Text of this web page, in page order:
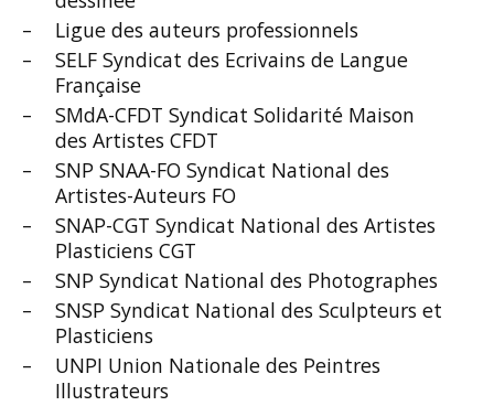
Ligue des auteurs professionnels
SELF Syndicat des Ecrivains de Langue
Française
SMdA-CFDT Syndicat Solidarité Maison
des Artistes CFDT
SNP SNAA-FO Syndicat National des
Artistes-Auteurs FO
SNAP-CGT Syndicat National des Artistes
Plasticiens CGT
SNP Syndicat National des Photographes
SNSP Syndicat National des Sculpteurs et
Plasticiens
UNPI Union Nationale des Peintres
Illustrateurs